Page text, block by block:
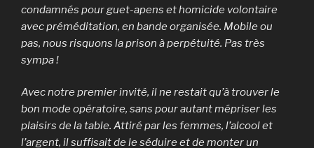
condamnés pour guet-apens et homicide volontaire
avec préméditation, en bande organisée. Mobile ou
pas, nous risquons la prison à perpétuité. Pas très
sympa !
Avec notre premier invité, il ne restait qu’à trouver le
bon mode opératoire, sans pour autant mépriser les
plaisirs de la table. Attiré par les femmes, l’alcool et
l’argent, il suffisait de le séduire et de monter un